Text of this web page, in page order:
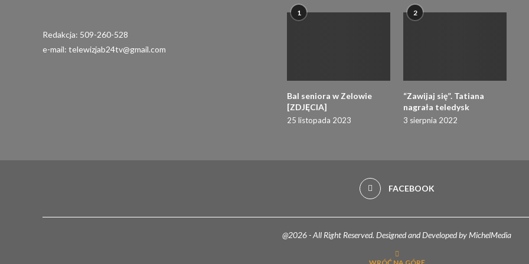
Redakcja: 509-260-528
e-mail: telewizjab24tv@gmail.com
1
Bal seniora w Zelowie
[ZDJĘCIA]
25 listopada 2023
2
“Zawijaj się”. Tatiana
nagrała teledysk
3 sierpnia 2022
FACEBOOK
@2026 - All Right Reserved. Designed and Developed by MichelMedia